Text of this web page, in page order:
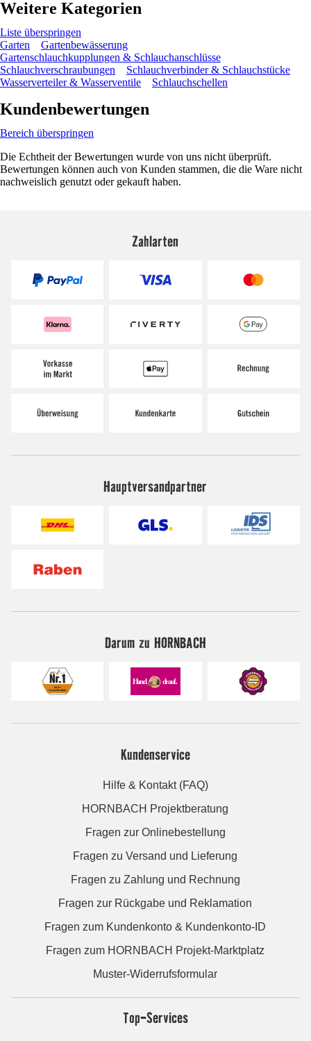
Weitere Kategorien
Liste überspringen
Garten
Gartenbewässerung
Gartenschlauchkupplungen & Schlauchanschlüsse
Schlauchverschraubungen
Schlauchverbinder & Schlauchstücke
Wasserverteiler & Wasserventile
Schlauchschellen
Kundenbewertungen
Bereich überspringen
Die Echtheit der Bewertungen wurde von uns nicht überprüft.
Bewertungen können auch von Kunden stammen, die die Ware nicht
nachweislich genutzt oder gekauft haben.
Zahlarten
Hauptversandpartner
Darum zu HORNBACH
Kundenservice
Hilfe & Kontakt (FAQ)
HORNBACH Projektberatung
Fragen zur Onlinebestellung
Fragen zu Versand und Lieferung
Fragen zu Zahlung und Rechnung
Fragen zur Rückgabe und Reklamation
Fragen zum Kundenkonto & Kundenkonto-ID
Fragen zum HORNBACH Projekt-Marktplatz
Muster-Widerrufsformular
Top-Services